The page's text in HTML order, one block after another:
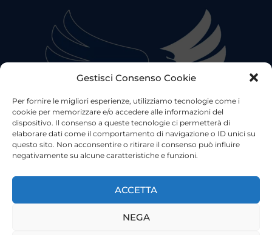
Gestisci Consenso Cookie
Per fornire le migliori esperienze, utilizziamo tecnologie come i
cookie per memorizzare e/o accedere alle informazioni del
dispositivo. Il consenso a queste tecnologie ci permetterà di
elaborare dati come il comportamento di navigazione o ID unici su
questo sito. Non acconsentire o ritirare il consenso può influire
negativamente su alcune caratteristiche e funzioni.
ACCETTA
NEGA
©2023 Tutti i diritti riservatiLazio Live TV